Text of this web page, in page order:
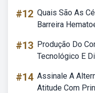
#12 Quais São As
Barreira
#13 Produção Do
Tecnológico E
#14 Assinale A
Atitude Com